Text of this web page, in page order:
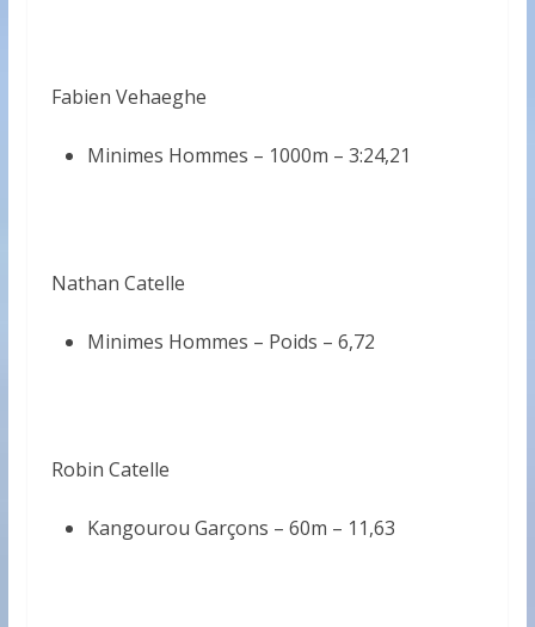
Fabien Vehaeghe
Minimes Hommes – 1000m – 3:24,21
Nathan Catelle
Minimes Hommes – Poids – 6,72
Robin Catelle
Kangourou Garçons – 60m – 11,63